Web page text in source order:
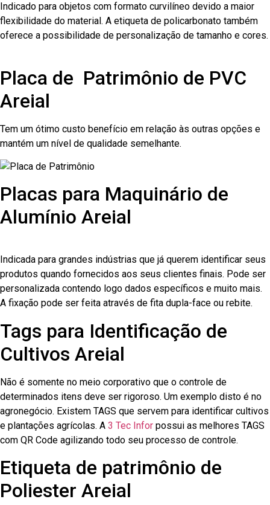
Indicado para objetos com formato curvilíneo devido a maior
flexibilidade do material. A etiqueta de policarbonato também
oferece a possibilidade de personalização de tamanho e cores.
Placa de Patrimônio de PVC
Areial
Tem um ótimo custo benefício em relação às outras opções e
mantém um nível de qualidade semelhante.
Placas para Maquinário de
Alumínio Areial
Indicada para grandes indústrias que já querem identificar seus
produtos quando fornecidos aos seus clientes finais. Pode ser
personalizada contendo logo dados específicos e muito mais.
A fixação pode ser feita através de fita dupla-face ou rebite.
Tags para Identificação de
Cultivos Areial
Não é somente no meio corporativo que o controle de
determinados itens deve ser rigoroso. Um exemplo disto é no
agronegócio. Existem TAGS que servem para identificar cultivos
e plantações agrícolas. A 3 Tec Infor possui as melhores TAGS
com QR Code agilizando todo seu processo de controle.
Etiqueta de patrimônio de
Poliester Areial